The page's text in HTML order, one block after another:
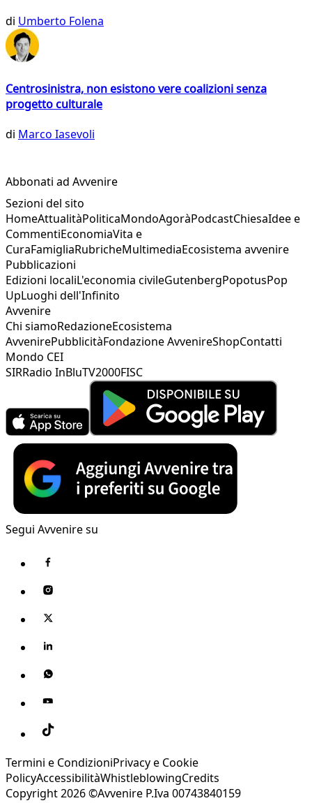
di Umberto Folena
Centrosinistra, non esistono vere coalizioni senza
progetto culturale
di Marco Iasevoli
Abbonati ad Avvenire
Sezioni del sito
HomeAttualitàPoliticaMondoAgoràPodcastChiesaIdee e
CommentiEconomiaVita e
CuraFamigliaRubricheMultimediaEcosistema avvenire
Pubblicazioni
Edizioni localiL'economia civileGutenbergPopotusPop
UpLuoghi dell'Infinito
Avvenire
Chi siamoRedazioneEcosistema
AvvenirePubblicitàFondazione AvvenireShopContatti
Mondo CEI
SIRRadio InBluTV2000FISC
Segui Avvenire su
Termini e CondizioniPrivacy e Cookie
PolicyAccessibilitàWhistleblowingCredits
Copyright 2026 ©Avvenire P.Iva 00743840159